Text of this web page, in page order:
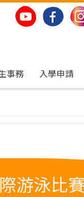
事務 入學申請
游泳比